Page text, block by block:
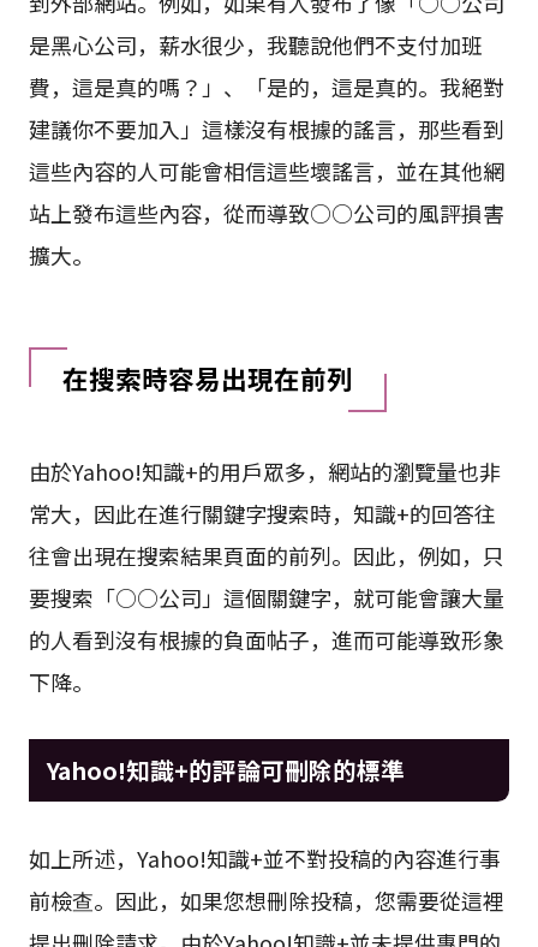
答被發布，那些瀏覽這些內容的人可能會將其擴散
到外部網站。例如，如果有人發布了像「○○公司
是黑心公司，薪水很少，我聽說他們不支付加班
費，這是真的嗎？」、「是的，這是真的。我絕對
建議你不要加入」這樣沒有根據的謠言，那些看到
這些內容的人可能會相信這些壞謠言，並在其他網
站上發布這些內容，從而導致○○公司的風評損害
由於Yahoo!知識+的用戶眾多，網站的瀏覽量也非
常大，因此在進行關鍵字搜索時，知識+的回答往
往會出現在搜索結果頁面的前列。因此，例如，只
要搜索「○○公司」這個關鍵字，就可能會讓大量
下降。
如上所述，Yahoo!知識+並不對投稿的內容進行事